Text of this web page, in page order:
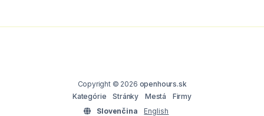
Copyright © 2026 openhours.sk
Kategórie
Stránky Mestá
Firmy
Slovenčina
English